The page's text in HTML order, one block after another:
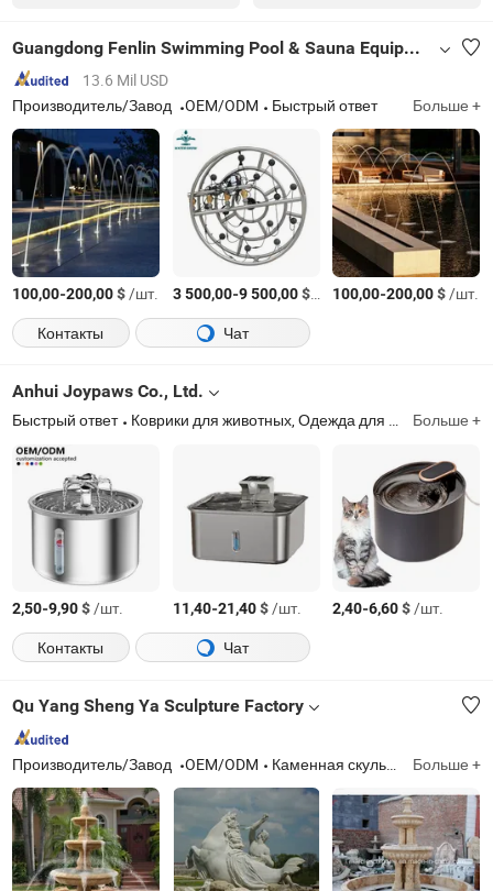
Guangdong Fenlin Swimming Pool & Sauna Equipment Co., Ltd.
13.6 Mil USD
Производитель/Завод
OEM/ODM Быстрый ответ Больше +
100,00-200,00$/шт. 3 500,00-9 500,00$/Комплект
100,00-200,00$/шт.
Контакты
Чат
Anhui Joypaws Co., Ltd.
Быстрый ответ Коврики для животных, Одежда для животных, Переноска для животных, Коляска для животных Больше +
2,50-9,90$/шт. 11,40-21,40$/шт. 2,40-6,60$/шт.
Контакты
Чат
Qu Yang Sheng Ya Sculpture Factory
Производитель/Завод OEM/ODM Каменная скульптура, мраморный камин, мраморный фонтан, статуя, цветочные горшки и кашпо, столы и скамейки, животные, мраморные плиты, колонна, столбы Больше +